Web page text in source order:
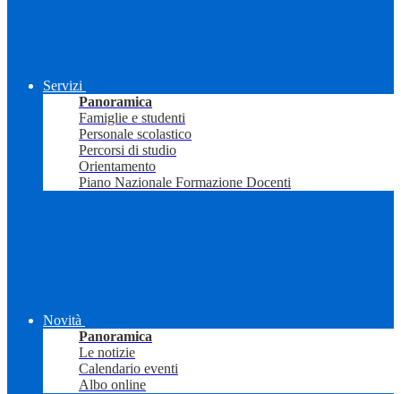
Servizi
Panoramica
Famiglie e studenti
Personale scolastico
Percorsi di studio
Orientamento
Piano Nazionale Formazione Docenti
Novità
Panoramica
Le notizie
Calendario eventi
Albo online